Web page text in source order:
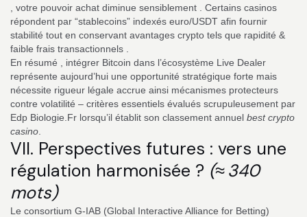
, votre pouvoir achat diminue sensiblement . Certains casinos
répondent par “stablecoins” indexés euro/USDT afin fournir
stabilité tout en conservant avantages crypto tels que rapidité &
faible frais transactionnels .
En résumé , intégrer Bitcoin dans l’écosystème Live Dealer
représente aujourd’hui une opportunité stratégique forte mais
nécessite rigueur légale accrue ainsi mécanismes protecteurs
contre volatilité – critères essentiels évalués scrupuleusement par
Edp Biologie.Fr lorsqu’il établit son classement annuel best crypto
casino
VII​.​ Perspectives futures : vers une
régulation harmonisée ? (≈ 340
mots)
Le consortium G‑IAB (Global Interactive Alliance for Betting)